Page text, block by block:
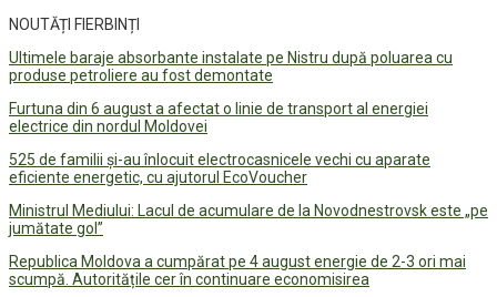
NOUTĂȚI FIERBINȚI
Ultimele baraje absorbante instalate pe Nistru după poluarea cu
produse petroliere au fost demontate
Furtuna din 6 august a afectat o linie de transport al energiei
electrice din nordul Moldovei
525 de familii și-au înlocuit electrocasnicele vechi cu aparate
eficiente energetic, cu ajutorul EcoVoucher
Ministrul Mediului: Lacul de acumulare de la Novodnestrovsk este „pe
jumătate gol”
Republica Moldova a cumpărat pe 4 august energie de 2-3 ori mai
scumpă. Autoritățile cer în continuare economisirea